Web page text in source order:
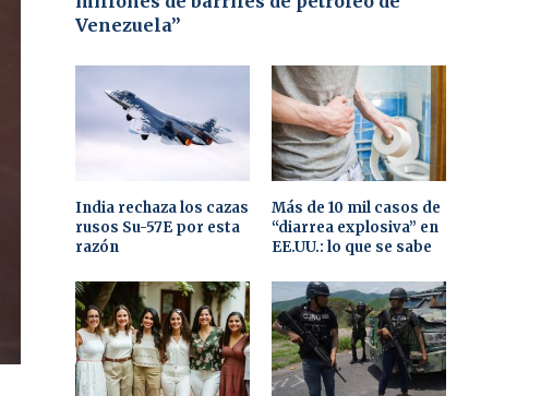
Venezuela”
India rechaza los cazas
rusos Su-57E por esta
razón
Más de 10 mil casos de
“diarrea explosiva” en
EE.UU.: lo que se sabe